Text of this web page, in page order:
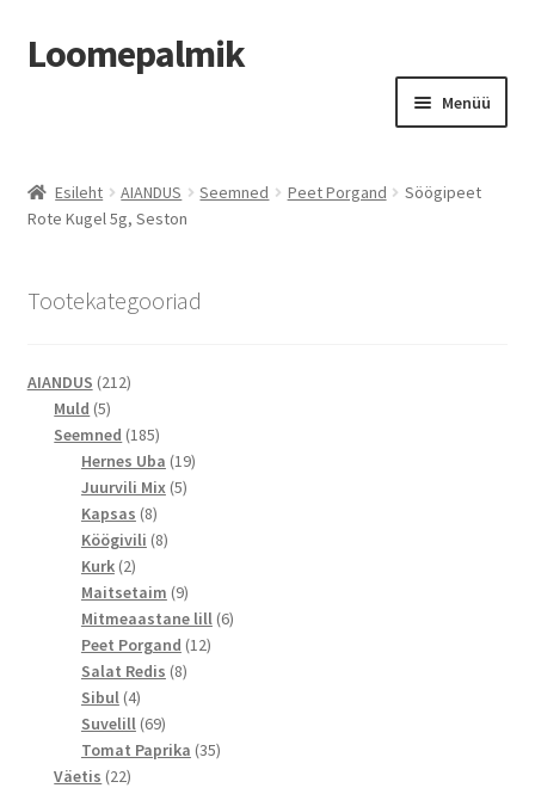
Loomepalmik
Menüü
Esileht AIANDUS Seemned Peet Porgand
Söögipeet
Rote Kugel 5g, Seston
Tootekategooriad
AIANDUS 212212
Muld 55
toodet
Seemned 185185
toodet
Hernes Uba 1919
Juurvili Mix 55
Kapsas 88
toodet
Köögivili 88
Kurk 22
toodet
Maitsetaim 99
toodet
Mitmeaastane lill 66
Peet Porgand 1212
Salat Redis 88
Sibul 44
toodet
Suvelill 6969
toodet
Tomat Paprika 3535
Väetis 2222